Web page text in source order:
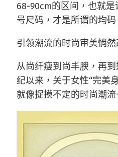
68-90cm的区间，也就
号尺码，才是所谓的均码
引领潮流的时尚审美悄然
从尚纤瘦到尚丰腴，再
纪以来，关于女性“完美
就像捉摸不定的时尚潮流